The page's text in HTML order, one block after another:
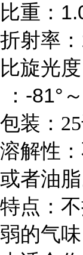
比重：
折射率
比旋光
： -81° ～
包装：
溶解性
或者油脂
特点：
弱的气